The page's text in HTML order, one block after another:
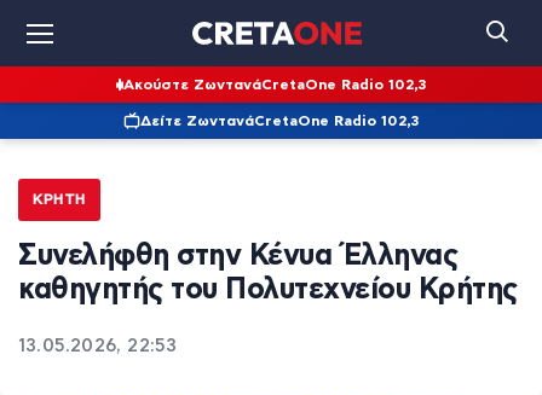
Ακούστε ΖωντανάCretaOne Radio 102,3
Δείτε ΖωντανάCretaOne Radio 102,3
ΚΡΉΤΗ
Συνελήφθη στην Κένυα Έλληνας
καθηγητής του Πολυτεχνείου Κρήτης
13.05.2026, 22:53